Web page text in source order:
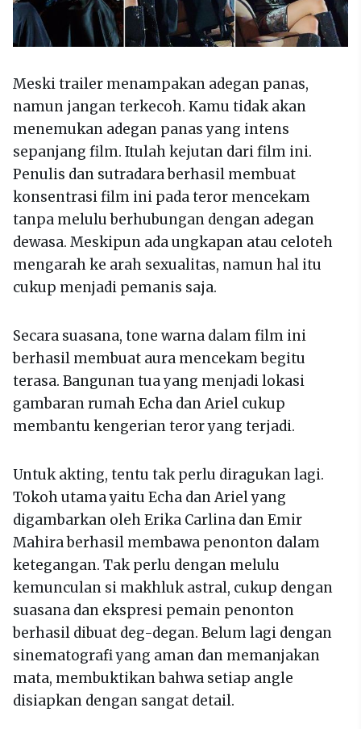
Meski trailer menampakan adegan panas,
namun jangan terkecoh. Kamu tidak akan
menemukan adegan panas yang intens
sepanjang film. Itulah kejutan dari film ini.
Penulis dan sutradara berhasil membuat
konsentrasi film ini pada teror mencekam
tanpa melulu berhubungan dengan adegan
dewasa. Meskipun ada ungkapan atau celoteh
mengarah ke arah sexualitas, namun hal itu
cukup menjadi pemanis saja.
Secara suasana, tone warna dalam film ini
berhasil membuat aura mencekam begitu
terasa. Bangunan tua yang menjadi lokasi
gambaran rumah Echa dan Ariel cukup
membantu kengerian teror yang terjadi.
Untuk akting, tentu tak perlu diragukan lagi.
Tokoh utama yaitu Echa dan Ariel yang
digambarkan oleh Erika Carlina dan Emir
Mahira berhasil membawa penonton dalam
ketegangan. Tak perlu dengan melulu
kemunculan si makhluk astral, cukup dengan
suasana dan ekspresi pemain penonton
berhasil dibuat deg-degan. Belum lagi dengan
sinematografi yang aman dan memanjakan
mata, membuktikan bahwa setiap angle
disiapkan dengan sangat detail.